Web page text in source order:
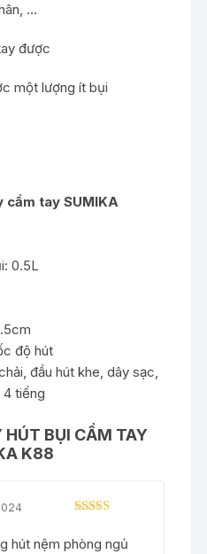
…
được
một lượng ít bụi
cầm tay SUMIKA
0.5L
độ hút
đầu hút khe, dây sạc,
tiếng
HÚT BỤI CẦM TAY
K88
of 5
hút nệm phòng ngủ